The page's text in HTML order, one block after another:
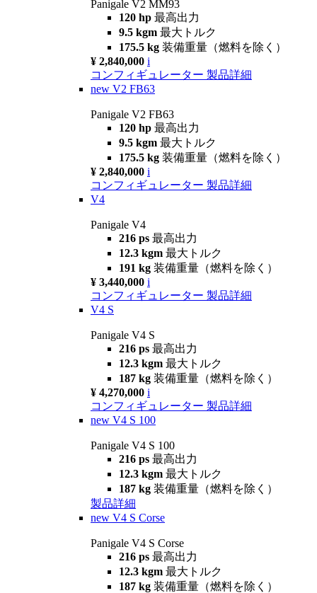
Panigale V2 MM93
120 hp 最高出力
9.5 kgm 最大トルク
175.5 kg 装備重量（燃料を除く）
¥ 2,840,000 i
コンフィギュレーター 製品詳細
new V2 FB63
Panigale V2 FB63
120 hp 最高出力
9.5 kgm 最大トルク
175.5 kg 装備重量（燃料を除く）
¥ 2,840,000 i
コンフィギュレーター 製品詳細
V4
Panigale V4
216 ps 最高出力
12.3 kgm 最大トルク
191 kg 装備重量（燃料を除く）
¥ 3,440,000 i
コンフィギュレーター 製品詳細
V4 S
Panigale V4 S
216 ps 最高出力
12.3 kgm 最大トルク
187 kg 装備重量（燃料を除く）
¥ 4,270,000 i
コンフィギュレーター 製品詳細
new V4 S 100
Panigale V4 S 100
216 ps 最高出力
12.3 kgm 最大トルク
187 kg 装備重量（燃料を除く）
製品詳細
new V4 S Corse
Panigale V4 S Corse
216 ps 最高出力
12.3 kgm 最大トルク
187 kg 装備重量（燃料を除く）